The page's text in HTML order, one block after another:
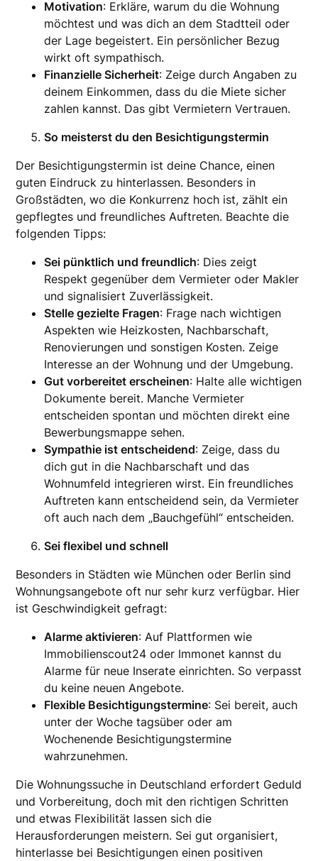
Motivation: Erkläre, warum du die Wohnung
möchtest und was dich an dem Stadtteil oder
der Lage begeistert. Ein persönlicher Bezug
wirkt oft sympathisch.
Finanzielle Sicherheit: Zeige durch Angaben zu
deinem Einkommen, dass du die Miete sicher
zahlen kannst. Das gibt Vermietern Vertrauen.
So meisterst du den Besichtigungstermin
Der Besichtigungstermin ist deine Chance, einen
guten Eindruck zu hinterlassen. Besonders in
Großstädten, wo die Konkurrenz hoch ist, zählt ein
gepflegtes und freundliches Auftreten. Beachte die
folgenden Tipps:
Sei pünktlich und freundlich: Dies zeigt
Respekt gegenüber dem Vermieter oder Makler
und signalisiert Zuverlässigkeit.
Stelle gezielte Fragen: Frage nach wichtigen
Aspekten wie Heizkosten, Nachbarschaft,
Renovierungen und sonstigen Kosten. Zeige
Interesse an der Wohnung und der Umgebung.
Gut vorbereitet erscheinen: Halte alle wichtigen
Dokumente bereit. Manche Vermieter
entscheiden spontan und möchten direkt eine
Bewerbungsmappe sehen.
Sympathie ist entscheidend: Zeige, dass du
dich gut in die Nachbarschaft und das
Wohnumfeld integrieren wirst. Ein freundliches
Auftreten kann entscheidend sein, da Vermieter
oft auch nach dem „Bauchgefühl“ entscheiden.
Sei flexibel und schnell
Besonders in Städten wie München oder Berlin sind
Wohnungsangebote oft nur sehr kurz verfügbar. Hier
ist Geschwindigkeit gefragt:
Alarme aktivieren: Auf Plattformen wie
Immobilienscout24 oder Immonet kannst du
Alarme für neue Inserate einrichten. So verpasst
du keine neuen Angebote.
Flexible Besichtigungstermine: Sei bereit, auch
unter der Woche tagsüber oder am
Wochenende Besichtigungstermine
wahrzunehmen.
Die Wohnungssuche in Deutschland erfordert Geduld
und Vorbereitung, doch mit den richtigen Schritten
und etwas Flexibilität lassen sich die
Herausforderungen meistern. Sei gut organisiert,
hinterlasse bei Besichtigungen einen positiven